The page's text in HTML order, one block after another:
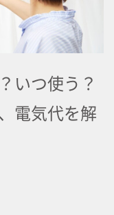
いつ使う？
電気代を解